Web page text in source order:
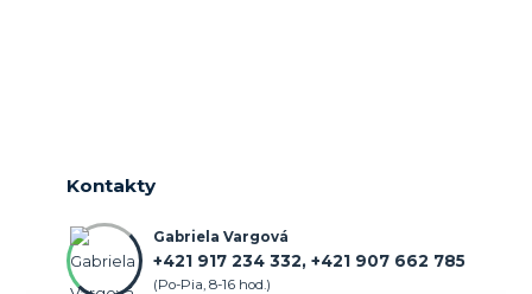
Kontakty
Gabriela Vargová
+421 917 234 332, +421 907 662 785
(Po-Pia, 8-16 hod.)